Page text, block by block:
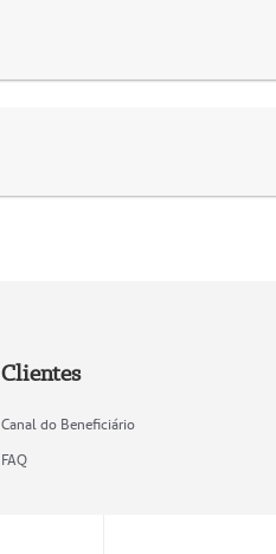
Clientes
Canal do Beneficiário
FAQ